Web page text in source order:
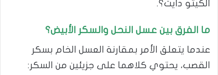
الكيتو دايت؟.
ما الفرق بين عسل النحل والسكر الأبيض؟
عندما يتعلق الأمر بمقارنة العسل الخام بسكر
القصب، يحتوي كلاهما على جزيئين من السكر: